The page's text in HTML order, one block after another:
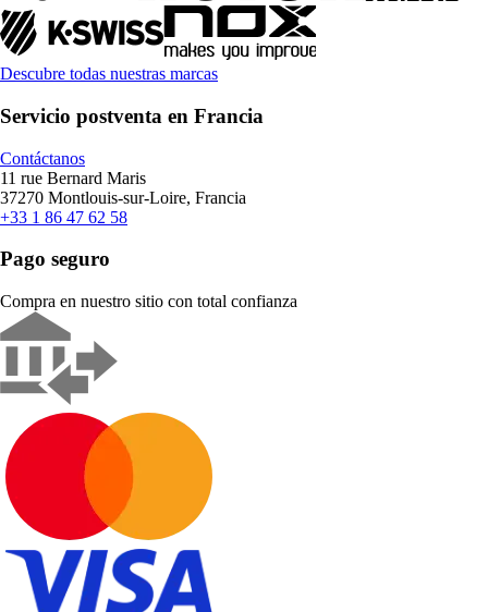
Descubre todas nuestras marcas
Servicio postventa en Francia
Contáctanos
11 rue Bernard Maris
37270 Montlouis-sur-Loire, Francia
+33 1 86 47 62 58
Pago seguro
Compra en nuestro sitio con total confianza